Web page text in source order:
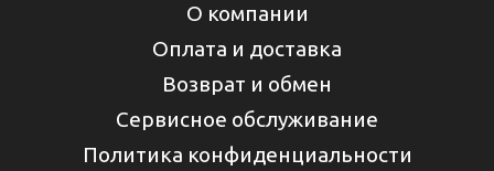
О компании
Оплата и доставка
Возврат и обмен
Сервисное обслуживание
Политика конфиденциальности